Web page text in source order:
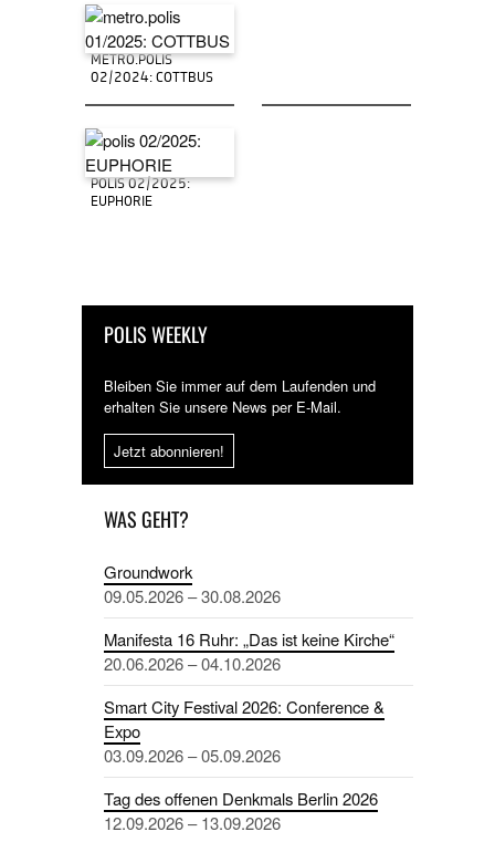
METRO.POLIS
02/2024: COTTBUS
POLIS 02/2025:
EUPHORIE
POLIS WEEKLY
Bleiben Sie immer auf dem Laufenden und
erhalten Sie unsere News per E-Mail.
Jetzt abonnieren!
WAS GEHT?
Groundwork
09.05.2026 – 30.08.2026
Manifesta 16 Ruhr: „Das ist keine Kirche“
20.06.2026 – 04.10.2026
Smart City Festival 2026: Conference &
Expo
03.09.2026 – 05.09.2026
Tag des offenen Denkmals Berlin 2026
12.09.2026 – 13.09.2026